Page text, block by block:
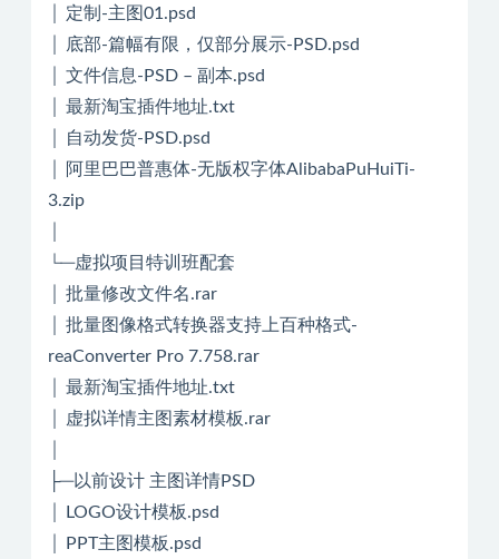
│ 定制-主图01.psd
│ 底部-篇幅有限，仅部分展示-PSD.psd
│ 文件信息-PSD – 副本.psd
│ 最新淘宝插件地址.txt
│ 自动发货-PSD.psd
│ 阿里巴巴普惠体-无版权字体AlibabaPuHuiTi-
3.zip
└─虚拟项目特训班配套
│ 批量修改文件名.rar
│ 批量图像格式转换器支持上百种格式-
reaConverter Pro 7.758.rar
│ 最新淘宝插件地址.txt
│ 虚拟详情主图素材模板.rar
├─以前设计 主图详情PSD
│ LOGO设计模板.psd
│ PPT主图模板.psd